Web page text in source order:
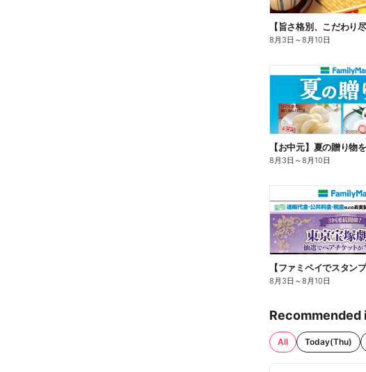
8月3日 ～8月10日
【お中元】夏の贈り物
8月3日 ～8月10日
8月3日 ～8月10日
Recommended
All Today(Thu)